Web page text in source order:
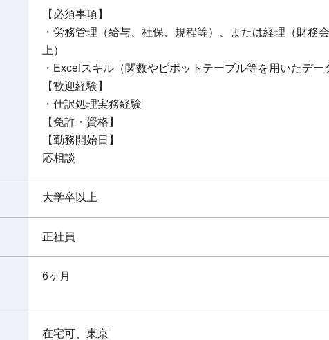
【必須事項】
・労務管理（給与、社保、規程等）、または経理（財務
上）
・Excelスキル（関数やピボットテーブル等を用いたデー
【歓迎経験】
・仕訳処理実務経験
【免許・資格】
【勤務開始日】
応相談
大学卒以上
正社員
6ヶ月
在宅可、東京